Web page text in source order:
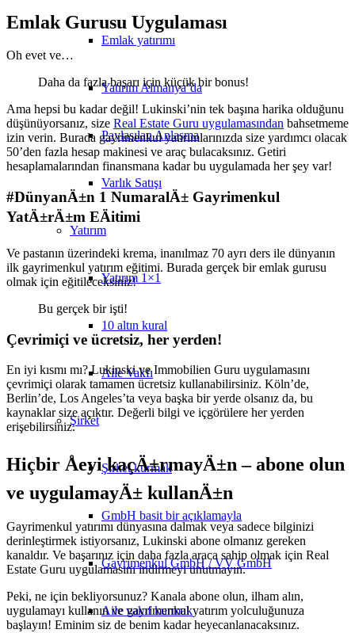
Emlak yatırımı
Yatırım Almanya’da
Paylaşılan Anlaşma
Varlık Satışı
Yatırım
Yatırım 1×1
10 altın kural
Aile Vakfı
Şirket
Şirket kurmak
GmbH basit bir açıklamayla
Gayrimenkul GmbH / VV GmbH
Aile vakıf kurmak
Emlak Gurusu Uygulaması
Oh evet ve…
Daha da fazla başarı için küçük bir bonus!
Ama hepsi bu kadar değil! Lukinski’nin tek başına harika olduğunu
düşünüyorsanız, size Real Estate Guru uygulamasından bahsetmeme
izin verin. Burada gayrimenkul yatırımlarınızda size yardımcı olacak
50’den fazla hesap makinesi ve araç bulacaksınız. Getiri
hesaplamalarından finansmana kadar bu uygulamada her şey var!
#DünyanÄ±n 1 NumaralÄ± Gayrimenkul
YatÄ±rÄ±m EÄitimi
Ve pastanın üzerindeki krema, inanılmaz 70 ayrı ders ile dünyanın
ilk gayrimenkul yatırım eğitimi. Burada gerçek bir emlak gurusu
olmak için eğitileceksiniz!
Bu gerçek bir işti!
Çevrimiçi ve ücretsiz, her yerden!
En iyi kısmı mı? Lukinski ve Immobilien Guru uygulamasını
çevrimiçi olarak tamamen ücretsiz kullanabilirsiniz. Köln’de,
Berlin’de, Los Angeles’ta veya başka bir yerde olsanız da, bu
kaynaklar size açıktır. Değerli bilgi ve içgörülere her yerden
erişebilirsiniz.
Hiçbir Åeyi kaçÄ±rmayÄ±n – abone olun
ve uygulamayÄ± kullanÄ±n
Gayrimenkul yatırımı dünyasına dalmak veya sadece bilginizi
derinleştirmek istiyorsanız, Lukinski abone olmanız gereken
kanaldır. Ve başarınız için daha fazla araca sahip olmak için Real
Estate Guru uygulamasını indirmeyi unutmayın.
Peki, ne için bekliyorsunuz? Kanala abone olun, ilham alın,
uygulamayı kullanın ve gayrimenkul yatırım yolculuğunuza
başlayın! Eminim siz de benim kadar heyecanlanacaksınız.